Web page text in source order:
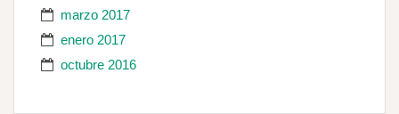
marzo 2017
enero 2017
octubre 2016